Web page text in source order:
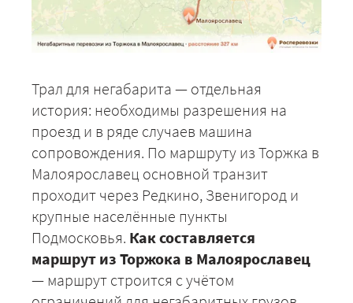
Трал для негабарита — отдельная
история: необходимы разрешения на
проезд и в ряде случаев машина
сопровождения. По маршруту из Торжка в
Малоярославец основной транзит
проходит через Редкино, Звенигород и
крупные населённые пункты
Подмосковья. Как составляется
маршрут из Торжока в Малоярославец
— маршрут строится с учётом